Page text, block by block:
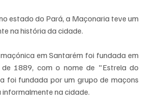
estado do Pará, a Maçonaria teve um
na história da cidade.
em Santarém foi fundada em
1889, com o nome de "Estrela do
foi fundada por um grupo de maçons
informalmente na cidade.